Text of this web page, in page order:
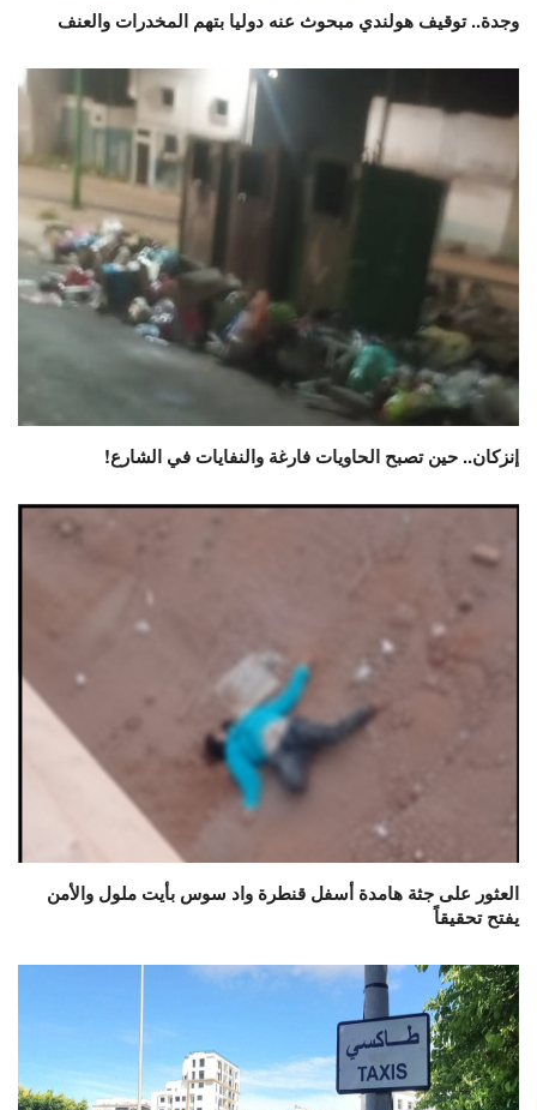
وجدة.. توقيف هولندي مبحوث عنه دوليا بتهم المخدرات والعنف
إنزكان.. حين تصبح الحاويات فارغة والنفايات في الشارع!
العثور على جثة هامدة أسفل قنطرة واد سوس بأيت ملول والأمن
يفتح تحقيقاً